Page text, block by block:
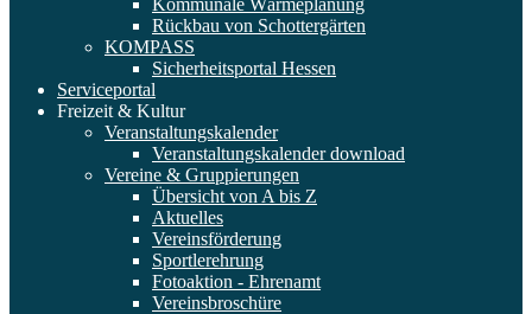
Kommunale Wärmeplanung
Rückbau von Schottergärten
KOMPASS
Sicherheitsportal Hessen
Serviceportal
Freizeit & Kultur
Veranstaltungskalender
Veranstaltungskalender download
Vereine & Gruppierungen
Übersicht von A bis Z
Aktuelles
Vereinsförderung
Sportlerehrung
Fotoaktion - Ehrenamt
Vereinsbroschüre